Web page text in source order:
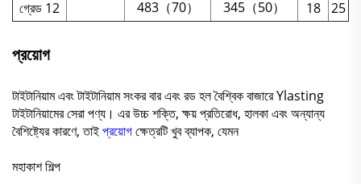
গ্রেড 12 483（70） 345（50） 18 25
প্রয়োগ
টাইটানিয়াম এবং টাইটানিয়াম সংকর বার এবং রড হল বৈশ্বিক বাজারে Ylasting
টাইটানিয়ামের সেরা পণ্য। এর উচ্চ শক্তি, ক্ষয় প্রতিরোধ, হালকা এবং অন্যান্য
বৈশিষ্ট্যের কারণে, তাইপ্রয়োগক্ষেত্রটি খুব ব্যাপক, যেমন
মহাকাশ শিল্প